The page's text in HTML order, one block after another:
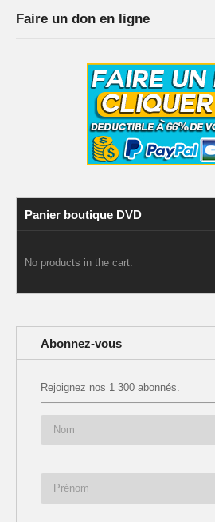
Faire un don en ligne
Panier boutique DVD
No products in the cart.
Abonnez-vous
Rejoignez nos 1 300 abonnés.